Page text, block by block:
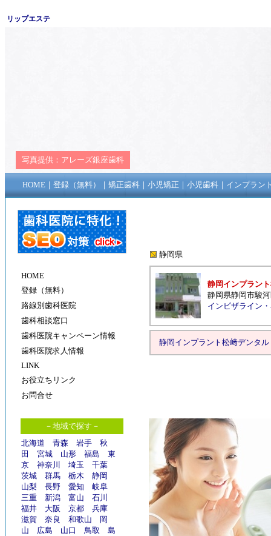
リップエステ
写真提供： アレーズ銀座歯科
HOME｜ 登録（無料） ｜ 矯正歯科｜ 小児矯正 ｜ 小児歯科｜ インプラン
HOME
登録（無料）
路線別歯科医院
歯科相談窓口
歯科医院キャンペーン情報
歯科医院求人情報
LINK
お役立ちリンク
お問合せ
－地域で探す－
北海道
青森 岩手
秋
田
宮城 山形 福島
東
京
神奈川 埼玉
千葉
茨城
群馬 栃木
静岡
山梨
長野 愛知
岐阜
三重
新潟 富山
石川
福井
大阪 京都
兵庫
滋賀
奈良 和歌山
岡
山
広島 山口 鳥取
島
静岡県
静岡インプラン
静岡県静岡市駿
インビザライン ・
静岡インプラント松﨑デンタル